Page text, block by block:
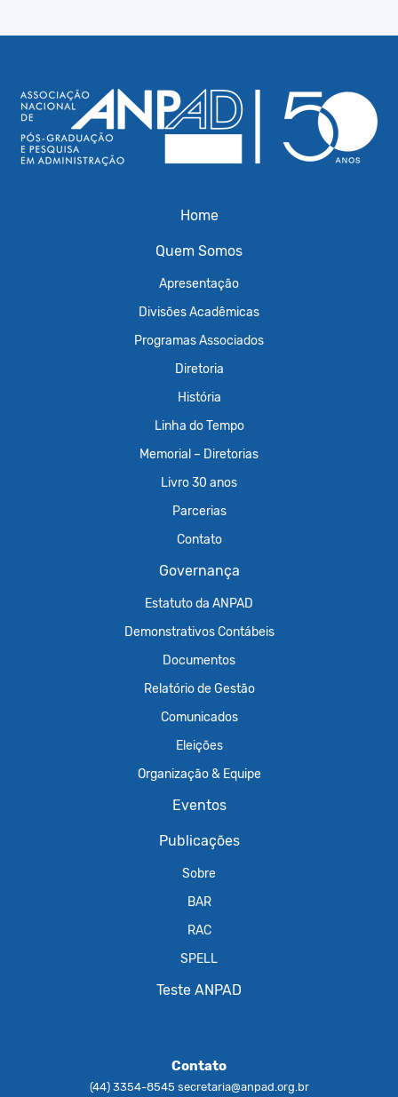
Home
Quem Somos
Apresentação
Divisões Acadêmicas
Programas Associados
Diretoria
História
Linha do Tempo
Memorial – Diretorias
Livro 30 anos
Parcerias
Contato
Governança
Estatuto da ANPAD
Demonstrativos Contábeis
Documentos
Relatório de Gestão
Comunicados
Eleições
Organização & Equipe
Eventos
Publicações
Sobre
BAR
RAC
SPELL
Teste ANPAD
Contato
(44) 3354-8545 secretaria@anpad.org.br